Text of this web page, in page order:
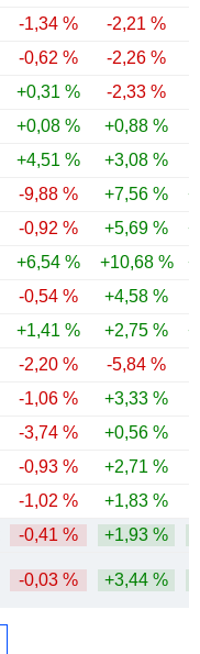
-1,34 % -2,21 %
-0,62 % -2,26 %
+0,31 % -2,33 %
+0,08 % +0,88 %
+4,51 % +3,08 %
-9,88 % +7,56 %
-0,92 % +5,69 %
+6,54 % +10,68 %
-0,54 % +4,58 %
+1,41 % +2,75 %
-2,20 % -5,84 %
-1,06 % +3,33 %
-3,74 % +0,56 %
-0,93 % +2,71 %
-1,02 % +1,83 %
-0,41 % +1,93 %
-0,03 % +3,44 %